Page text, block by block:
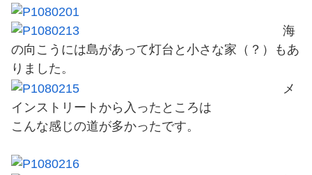
海
の向こうには島があって灯台と小さな家（？）もあ
りました。
メ
インストリートから入ったところは
こんな感じの道が多かったです。